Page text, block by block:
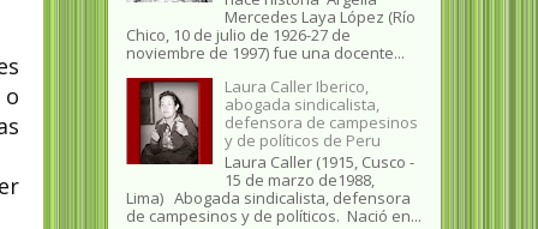
Mercedes Laya López (Río
Chico, 10 de julio de 1926-27 de
noviembre de 1997) fue una docente...
Laura Caller Iberico,
abogada sindicalista,
defensora de campesinos
y de políticos de Peru
Laura Caller (1915, Cusco -
15 de marzo de1988,
Lima) Abogada sindicalista, defensora
de campesinos y de políticos. Nació en...